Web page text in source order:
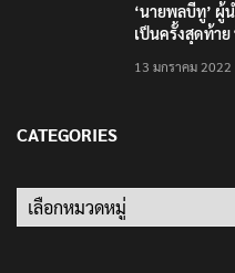
‘นายพลบีทู’ ผู้
เป็นครั้งสุดท้า
13 มกราคม 2022
CATEGORIES
Categories